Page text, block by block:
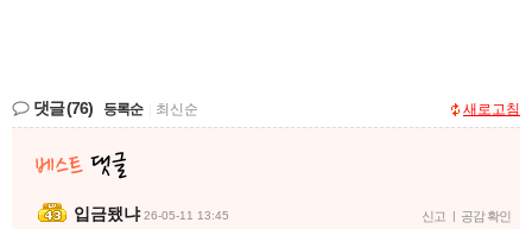
댓글(76) 등록순 최신순 새로고침
입금됐냐 26-05-11 13:45 신고 | 공감 확인